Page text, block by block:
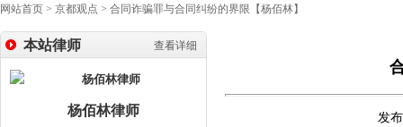
网站首页 > 京都观点 > 合同诈骗罪与合同纠纷的界限【杨佰林】
查看详细
本站律师
杨佰林律师 发